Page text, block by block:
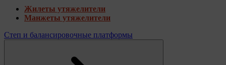
Жилеты утяжелители
Манжеты утяжелители
Степ и балансировочные платформы